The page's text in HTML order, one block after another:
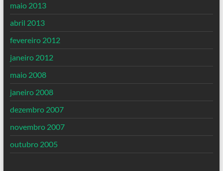
maio 2013
abril 2013
fevereiro 2012
janeiro 2012
maio 2008
janeiro 2008
dezembro 2007
novembro 2007
outubro 2005